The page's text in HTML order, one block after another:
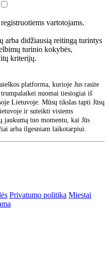
vartotojams.
arba didžiausią reitingą turintys
turinio kokybės,
kriterijų.
platforma, kurioje Jus rasite
nuomai tiesiogiai iš
Lietuvoje. Mūsų tikslas tapti Jūsų
ir suteikti visiems
jaukumą tuo momentu, kai Jūs
arba ilgesniam laikotarpiui.
Privatumo politika Miestai